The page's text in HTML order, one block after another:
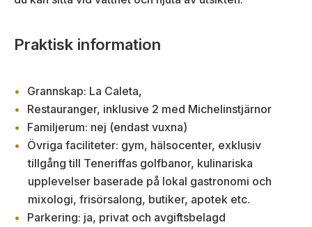
Praktisk information
Grannskap: La Caleta,
Restauranger, inklusive 2 med Michelinstjärnor
Familjerum: nej (endast vuxna)
Övriga faciliteter: gym, hälsocenter, exklusiv
tillgång till Teneriffas golfbanor, kulinariska
upplevelser baserade på lokal gastronomi och
mixologi, frisörsalong, butiker, apotek etc.
Parkering: ja, privat och avgiftsbelagd